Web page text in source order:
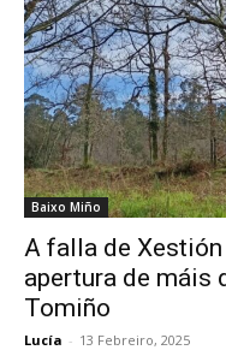
Baixo Miño
A falla de
apertura de máis
Tomiño
Lucía - 13 Febreiro, 2025